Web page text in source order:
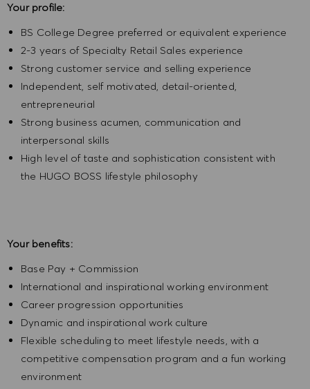
Your profile:
BS College Degree preferred or equivalent experience
2-3 years of Specialty Retail Sales experience
Strong customer service and selling experience
Independent, self motivated, detail-oriented,
entrepreneurial
Strong business acumen, communication and
interpersonal skills
High level of taste and sophistication consistent with
the HUGO BOSS lifestyle philosophy
Your benefits:
Base Pay + Commission
International and inspirational working environment
Career progression opportunities
Dynamic and inspirational work culture
Flexible scheduling to meet lifestyle needs, with a
competitive compensation program and a fun working
environment